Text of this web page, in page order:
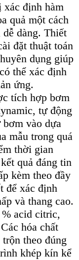
định hàm
quả một cách
dàng. Thiết
đặt thuật toán
dụng giúp
thể xác định
ứng.
tích hợp bơm
tự động
vào dựa
mẫu trong quá
thời gian
quả đáng tin
kèm theo đầy
để xác định
và thang cao.
acid citric,
hóa chất
theo đúng
khép kín kể